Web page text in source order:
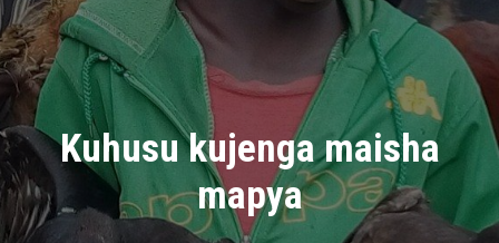
Kuhusu kujenga maisha
mapya